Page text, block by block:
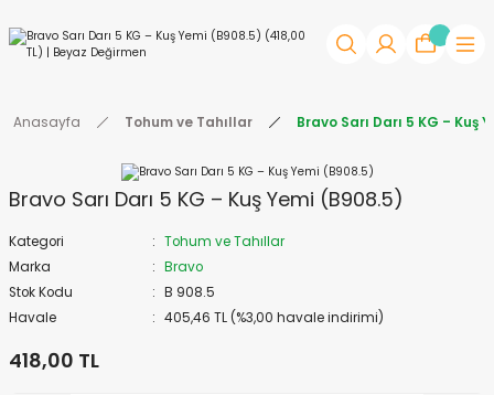
Anasayfa Tohum ve Tahıllar Bravo Sarı Darı 5 KG – Kuş
Bravo Sarı Darı 5 KG – Kuş Yemi (B908.5)
Kategori
Tohum ve Tahıllar
Marka
Bravo
Stok Kodu
B 908.5
Havale
405,46 TL (%3,00 havale indirimi)
418,00 TL